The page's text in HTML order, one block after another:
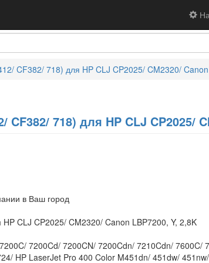
CF382/ 718) для HP CLJ CP2025/ CM2320/
CF382/ 718) для HP CLJ CP2025/
в Ваш город
CLJ CP2025/ CM2320/ Canon LBP7200, Y, 2,8K
7200Cd/ 7200CN/ 7200Cdn/ 7210Cdn/ 7600C/
HP LaserJet Pro 400 Color M451dn/ 451dw/